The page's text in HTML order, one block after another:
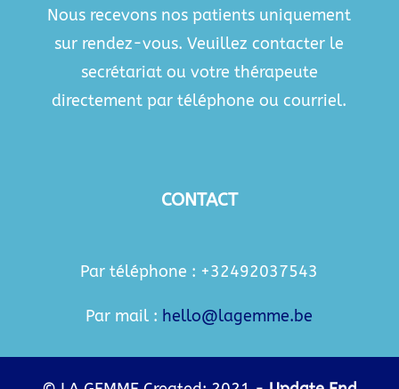
Nous recevons nos patients uniquement
sur rendez-vous. Veuillez contacter le
secrétariat ou votre thérapeute
directement par téléphone ou courriel.
CONTACT
Par téléphone : +32492037543
Par mail : hello@lagemme.be